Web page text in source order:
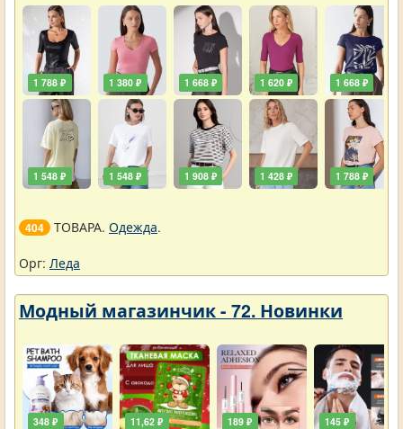
1 788 ₽
1 548 ₽
1 380 ₽
1 548 ₽
1 668 ₽
1 908 ₽
1 620 ₽
1 428 ₽
1 668 ₽
1 788 ₽
404 ТОВАРА. Одежда.
Орг: Леда
Модный магазинчик - 72. Новинки
348 ₽ 11,62 ₽ 189 ₽ 145 ₽